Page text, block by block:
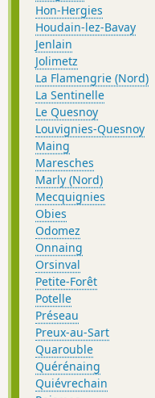
Hon-Hergies
Houdain-lez-Bavay
Jenlain
Jolimetz
La Flamengrie (Nord)
La Sentinelle
Le Quesnoy
Louvignies-Quesnoy
Maing
Maresches
Marly (Nord)
Mecquignies
Obies
Odomez
Onnaing
Orsinval
Petite-Forêt
Potelle
Préseau
Preux-au-Sart
Quarouble
Quérénaing
Quiévrechain